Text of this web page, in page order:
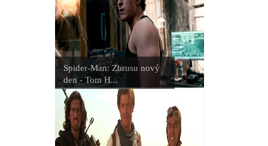
mohl být Dave Bautista.
Přeobsazovat se ale bude i další
důležitá postava
Marvel prý chce omezovat
seriálovou tvorbu a více se
soustředit na filmy
Spider-Man: Zbrusu nový
den - Tom H...